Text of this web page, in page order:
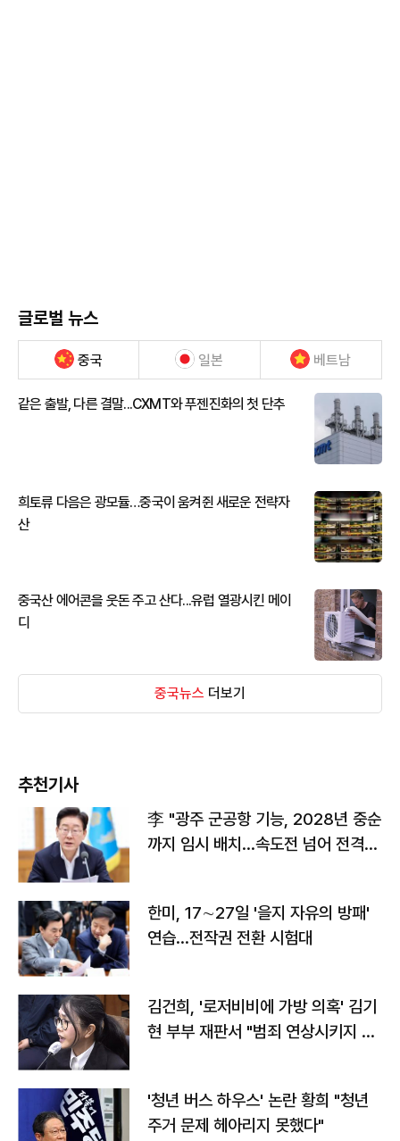
글로벌 뉴스
중국 일본 베트남
같은 출발, 다른 결말...CXMT와 푸젠진화의 첫 단추
희토류 다음은 광모듈…중국이 움켜쥔 새로운 전략자
산
중국산 에어콘을 웃돈 주고 산다...유럽 열광시킨 메이
디
중국뉴스 더보기
추천기사
李 "광주 군공항 기능, 2028년 중순
까지 임시 배치…속도전 넘어 전격
한미, 17∼27일 '을지 자유의 방패'
연습…전작권 전환 시험대
김건희, '로저비비에 가방 의혹' 김기
현 부부 재판서 "범죄 연상시키지 말
'청년 버스 하우스' 논란 황희 "청년
주거 문제 헤아리지 못했다"